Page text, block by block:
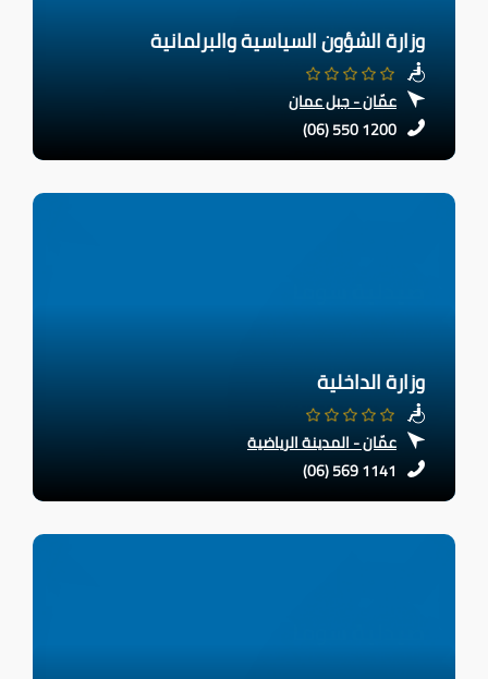
وزارة الشؤون السياسية والبرلمانية
عمّان - جبل عمان
(06) 550 1200
وزارة الداخلية
عمّان - المدينة الرياضية
(06) 569 1141